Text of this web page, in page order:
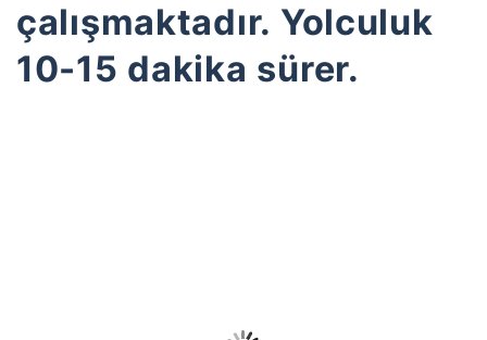
çalışmaktadır. Yolculuk
10-15 dakika sürer.